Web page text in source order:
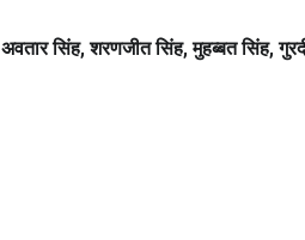
अवतार सिंह,शरणजीत सिंह,मुहब्बत सिंह,